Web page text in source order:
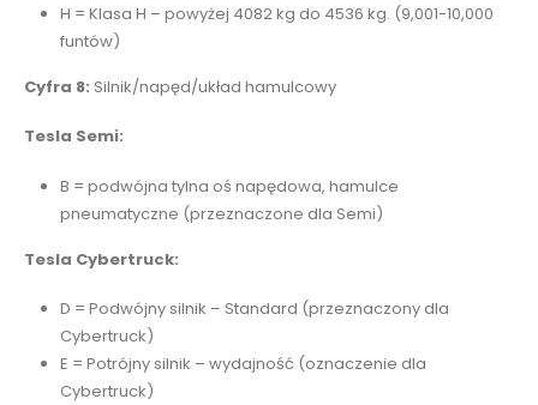
H = Klasa H – powyżej 4082 kg do 4536 kg. (9,001-10,000
funtów)
Cyfra 8: Silnik/napęd/układ hamulcowy
Tesla Semi:
B = podwójna tylna oś napędowa, hamulce
pneumatyczne (przeznaczone dla Semi)
Tesla Cybertruck:
D = Podwójny silnik – Standard (przeznaczony dla
Cybertruck)
E = Potrójny silnik – wydajność (oznaczenie dla
Cybertruck)